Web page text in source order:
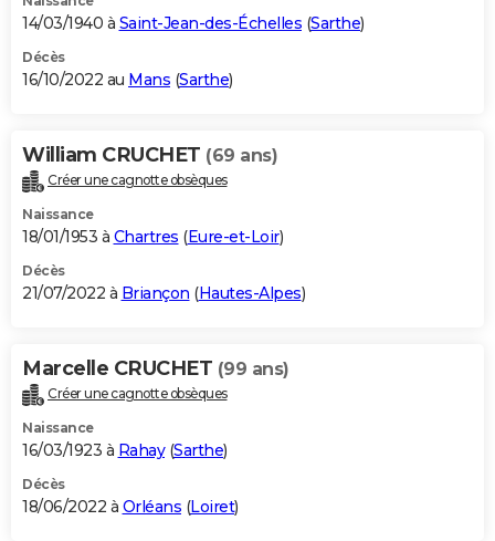
14/03/1940 à Saint-Jean-des-Échelles (Sarthe)
Décès
16/10/2022 au Mans (Sarthe)
William CRUCHET (69 ans)
Créer une cagnotte obsèques
Naissance
18/01/1953 à Chartres (Eure-et-Loir)
Décès
21/07/2022 à Briançon (Hautes-Alpes)
Marcelle CRUCHET (99 ans)
Créer une cagnotte obsèques
Naissance
16/03/1923 à Rahay(Sarthe)
Décès
18/06/2022 à Orléans (Loiret)